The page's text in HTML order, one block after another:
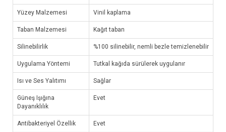
Yüzey Malzemesi Vinil kaplama
Taban Malzemesi Kağıt taban
Silinebilirlik %100 silinebilir, nemli bezle temizlenebilir
Uygulama Yöntemi Tutkal kağıda sürülerek uygulanır
Isı ve Ses Yalıtımı Sağlar
Güneş Işığına
Dayanıklılık
Evet
Antibakteriyel Özellik Evet